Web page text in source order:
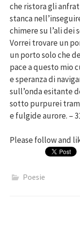
che ristora gli
stanca
chimere su l’ali dei
Vorrei trovare un
un porto solo che
pace a questo mio
e speranza di
sull’onda esitante
sotto purpurei
e fulgide aurore. –
Please follow and
Poesie